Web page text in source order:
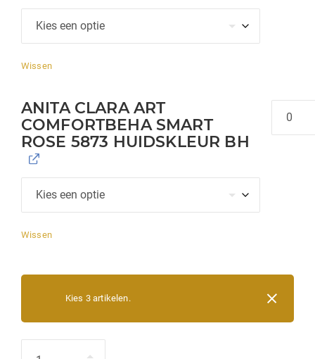
Wissen
ANITA CLARA ART
COMFORTBEHA SMART
ROSE 5873 HUIDSKLEUR BH
Wissen
Kies 3 artikelen.